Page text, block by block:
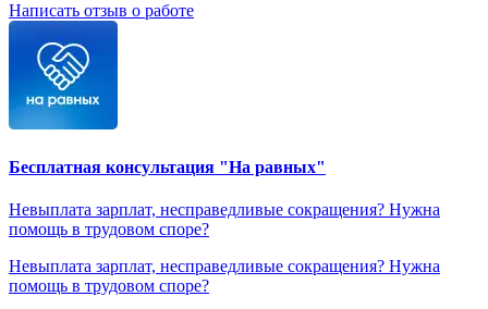
Написать отзыв о работе
Бесплатная консультация "На равных"
Невыплата зарплат, несправедливые сокращения? Нужна
помощь в трудовом споре?
Невыплата зарплат, несправедливые сокращения? Нужна
помощь в трудовом споре?